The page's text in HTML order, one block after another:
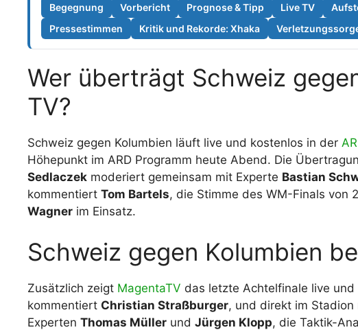
Begegnung Vorbericht Prognose & Tipp Live TV
Pressestimmen
Kritik und Rekorde: Xhaka
Wer überträgt Schweiz
TV?
Schweiz gegen Kolumbien läuft live und kostenlos in der
Höhepunkt im ARD Programm heute Abend. Die
Sedlaczek moderiert gemeinsam mit Experte Bastian
kommentiert Tom Bartels, die Stimme des WM-Finals von
Wagner im Einsatz.
Schweiz gegen Kolumbien
Zusätzlich zeigt MagentaTV das letzte Achtelfinale live
kommentiert Christian Straßburger, und direkt im
Experten Thomas Müller und Jürgen Klopp, die Taktik-